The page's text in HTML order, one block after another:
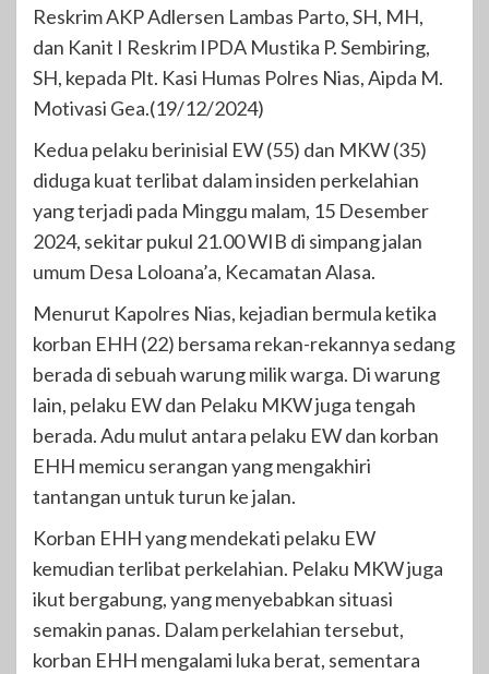
Reskrim AKP Adlersen Lambas Parto, SH, MH,
dan Kanit I Reskrim IPDA Mustika P. Sembiring,
SH, kepada Plt. Kasi Humas Polres Nias, Aipda M.
Motivasi Gea.(19/12/2024)
Kedua pelaku berinisial EW (55) dan MKW (35)
diduga kuat terlibat dalam insiden perkelahian
yang terjadi pada Minggu malam, 15 Desember
2024, sekitar pukul 21.00 WIB di simpang jalan
umum Desa Loloana’a, Kecamatan Alasa.
Menurut Kapolres Nias, kejadian bermula ketika
korban EHH (22) bersama rekan-rekannya sedang
berada di sebuah warung milik warga. Di warung
lain, pelaku EW dan Pelaku MKW juga tengah
berada. Adu mulut antara pelaku EW dan korban
EHH memicu serangan yang mengakhiri
tantangan untuk turun ke jalan.
Korban EHH yang mendekati pelaku EW
kemudian terlibat perkelahian. Pelaku MKW juga
ikut bergabung, yang menyebabkan situasi
semakin panas. Dalam perkelahian tersebut,
korban EHH mengalami luka berat, sementara